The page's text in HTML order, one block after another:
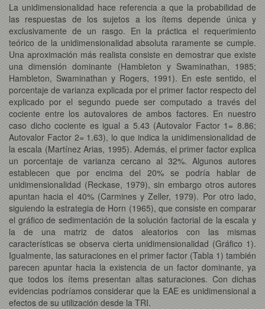
La unidimensionalidad hace referencia a que la probabilidad de
las respuestas de los sujetos a los ítems depende única y
exclusivamente de un rasgo. En la práctica el requerimiento
teórico de la unidimensionalidad absoluta raramente se cumple.
Una aproximación más realista consiste en demostrar que existe
una dimensión dominante (Hambleton y Swaminathan, 1985;
Hambleton, Swaminathan y Rogers, 1991). En este sentido, el
porcentaje de varianza explicada por el primer factor respecto del
explicado por el segundo puede ser computado a través del
cociente entre los autovalores de ambos factores. En nuestro
caso dicho cociente es igual a 5.43 (Autovalor Factor 1= 8.86;
Autovalor Factor 2= 1.63), lo que indica la unidimensionalidad de
la escala (Martínez Arias, 1995). Además, el primer factor explica
un porcentaje de varianza cercano al 32%. Algunos autores
establecen que por encima del 20% se podría hablar de
unidimensionalidad (Reckase, 1979), sin embargo otros autores
apuntan hacia el 40% (Carmines y Zeller, 1979). Por otro lado,
siguiendo la estrategia de Horn (1965), que consiste en comparar
el gráfico de sedimentación de la solución factorial de la escala y
la de una matriz de datos aleatorios con las mismas
características se observa cierta unidimensionalidad (Gráfico 1).
Igualmente, las saturaciones en el primer factor (Tabla 1) también
parecen apuntar hacia la existencia de un factor dominante, ya
que todos los ítems presentan altas saturaciones. Con dichas
evidencias podríamos considerar que la EAE es unidimensional a
efectos de su utilización desde la TRI.